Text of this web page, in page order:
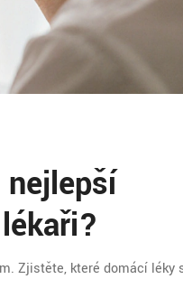
Zjistěte, které domácí léky